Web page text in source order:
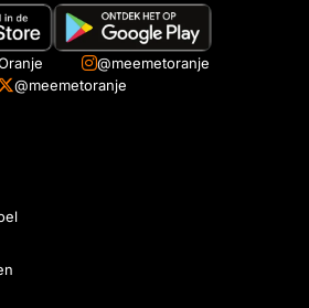
@meemetoranje
@meemetoranje